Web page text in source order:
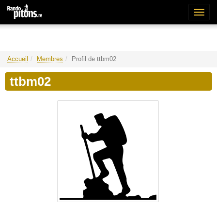
Accueil Membres Profil de ttbm02
ttbm02